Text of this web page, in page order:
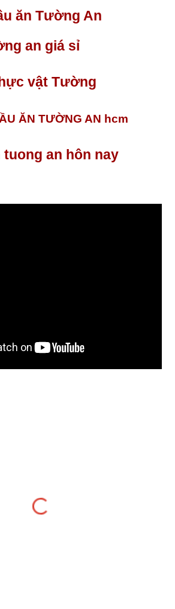
ăn Tường An
an giá sỉ
vật Tường
ĂN TƯỜNG AN hcm
tuong an hôn nay